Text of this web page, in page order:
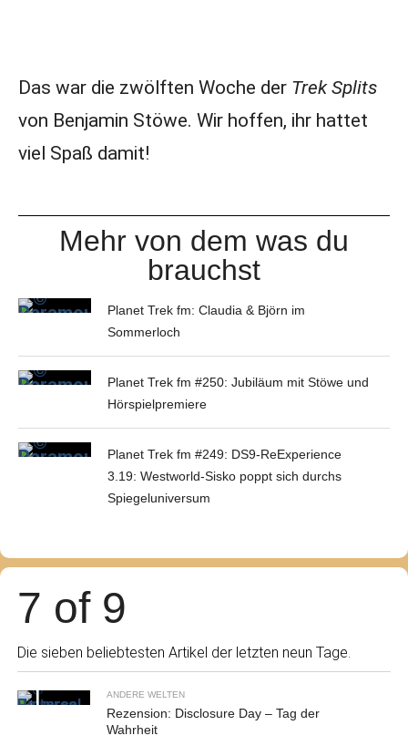
Das war die zwölften Woche der Trek Splits
von Benjamin Stöwe. Wir hoffen, ihr hattet
viel Spaß damit!
Mehr von dem was du
brauchst
Planet Trek fm: Claudia & Björn im
Sommerloch
Planet Trek fm #250: Jubiläum mit Stöwe und
Hörspielpremiere
Planet Trek fm #249: DS9-ReExperience
3.19: Westworld-Sisko poppt sich durchs
Spiegeluniversum
7 of 9
Die sieben beliebtesten Artikel der letzten neun Tage.
ANDERE WELTEN
Rezension: Disclosure Day – Tag der
Wahrheit